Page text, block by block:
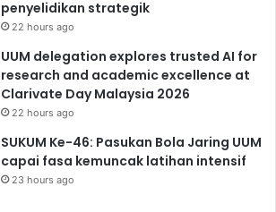
penyelidikan strategik
22 hours ago
UUM delegation explores trusted AI for
research and academic excellence at
Clarivate Day Malaysia 2026
22 hours ago
SUKUM Ke-46: Pasukan Bola Jaring UUM
capai fasa kemuncak latihan intensif
23 hours ago